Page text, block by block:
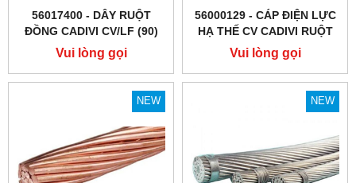
56017400 - DÂY RUỘT
ĐỒNG CADIVI CV/LF (90)
CÁCH ĐIỆN PVC KHÔNG
CHÌ 90ºC 0.6/1KV
Vui lòng gọi
56000129 - CÁP ĐIỆN LỰC
HẠ THẾ CV CADIVI RUỘT
ĐỒNG CÁCH ĐIỆN PVC
0.6/1KV
Vui lòng gọi
NEW NEW